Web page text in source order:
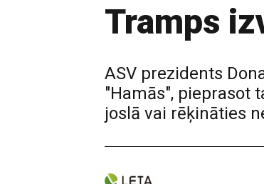
Tramps
ASV prezidents
"Hamās", pieprasot
joslā vai rēķināties